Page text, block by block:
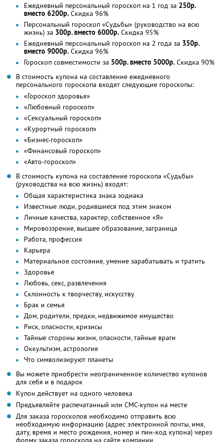
Ежедневный персональный гороскоп на 1 год за 250р.
вместо 6200р. Скидка 96%
Персональный гороскоп «Судьбы» (руководство на всю
жизнь) за 300р. вместо 6000р. Скидка 95%
Ежедневный персональный гороскоп на 2 года за 350р.
вместо 9000р. Скидка 96%
Гороскоп совместимости за 500р. вместо 5000р. Скидка 90%
В стоимость купона на составление ежедневного
персонального гороскопа входят следующие гороскопы:
«Гороскоп здоровья»
«Любовный гороскоп»
«Сексуальный гороскоп»
«Курортный гороскоп»
«Бизнес-гороскоп»
«Финансовый гороскоп»
«Авто-гороскоп»
В стоимость купона на составление гороскопа «Судьбы»
(руководства на всю жизнь) входят:
Общая характеристика знака зодиака
Известные люди, родившиеся под этим знаком
Личные качества, характер, собственное «Я»
Мировоззрение, высшее образование, заграница
Работа, профессия
Карьера
Материальное состояние, умение зарабатывать и тратить
Здоровье
Любовь, секс, развлечения
Склонность к творчеству, искусству
Брак и семья
Дом, родители, предки, недвижимое имущество
Риск, опасности, кризисы
Тайные стороны жизни, опасности, тайные враги
Оккультизм, астрология
Что символизируют планеты
Вы можете приобрести неограниченное количество купонов
для себя и в подарок
Купон действует на одного человека
Предъявляйте распечатанный или СМС-купон на месте
Для заказа гороскопов необходимо отправить всю
необходимую информацию (адрес электронной почты, имя,
дату, время и место рождения, номер и пин-код купона) через
форму заказа гороскопа на сайте компании